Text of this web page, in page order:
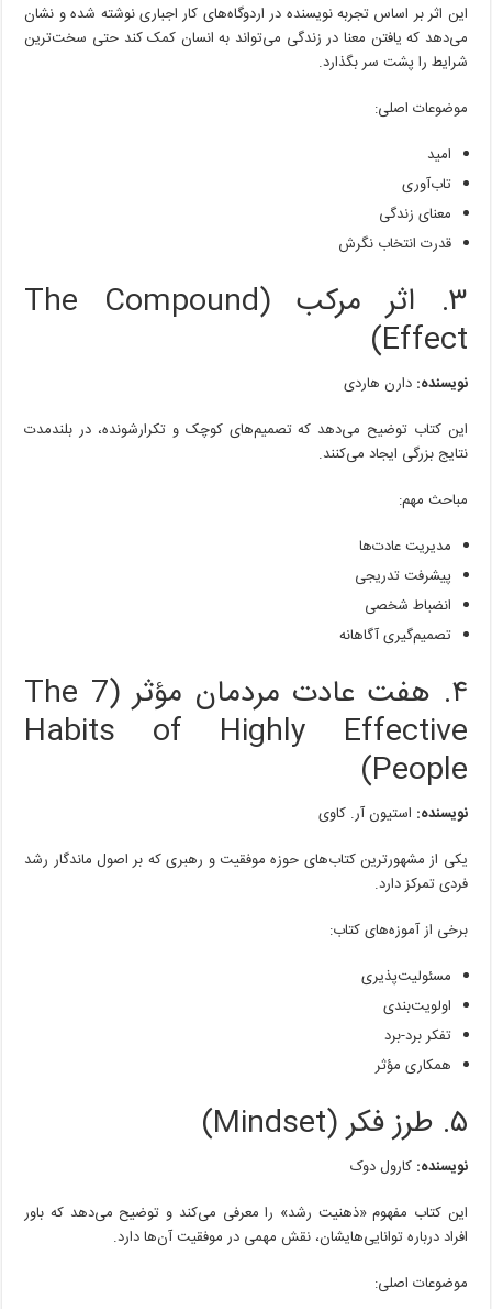
این اثر بر اساس تجربه نویسنده در اردوگاه‌های کار اجباری نوشته شده و نشان
می‌دهد که یافتن معنا در زندگی می‌تواند به انسان کمک کند حتی سخت‌ترین
شرایط را پشت سر بگذارد.
موضوعات اصلی:
امید
تاب‌آوری
معنای زندگی
قدرت انتخاب نگرش
۳. اثر مرکب (The Compound
Effect)
نویسنده: دارن هاردی
این کتاب توضیح می‌دهد که تصمیم‌های کوچک و تکرارشونده، در بلندمدت
نتایج بزرگی ایجاد می‌کنند.
مباحث مهم:
مدیریت عادت‌ها
پیشرفت تدریجی
انضباط شخصی
تصمیم‌گیری آگاهانه
۴. هفت عادت مردمان مؤثر (The 7
Habits of Highly Effective
People)
نویسنده: استیون آر. کاوی
یکی از مشهورترین کتاب‌های حوزه موفقیت و رهبری که بر اصول ماندگار رشد
فردی تمرکز دارد.
برخی از آموزه‌های کتاب:
مسئولیت‌پذیری
اولویت‌بندی
تفکر برد-برد
همکاری مؤثر
۵. طرز فکر (Mindset)
نویسنده: کارول دوک
این کتاب مفهوم «ذهنیت رشد» را معرفی می‌کند و توضیح می‌دهد که باور
افراد درباره توانایی‌هایشان، نقش مهمی در موفقیت آن‌ها دارد.
موضوعات اصلی: